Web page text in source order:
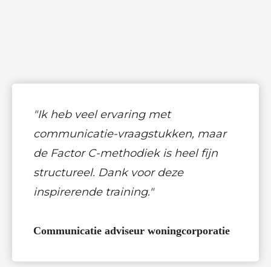
"Ik heb veel ervaring met
communicatie-vraagstukken, maar
de Factor C-methodiek is heel fijn
structureel. Dank voor deze
inspirerende training."
Communicatie adviseur woningcorporatie